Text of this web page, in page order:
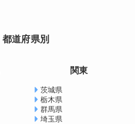
都道府県別
関東
茨城県
栃木県
群馬県
埼玉県